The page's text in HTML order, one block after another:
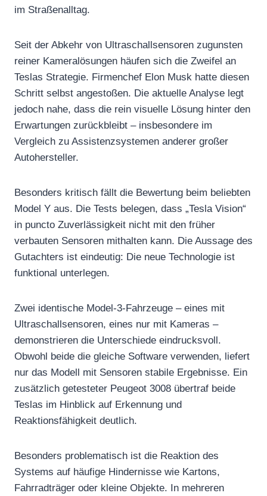
im Straßenalltag.
Seit der Abkehr von Ultraschallsensoren zugunsten
reiner Kameralösungen häufen sich die Zweifel an
Teslas Strategie. Firmenchef Elon Musk hatte diesen
Schritt selbst angestoßen. Die aktuelle Analyse legt
jedoch nahe, dass die rein visuelle Lösung hinter den
Erwartungen zurückbleibt – insbesondere im
Vergleich zu Assistenzsystemen anderer großer
Autohersteller.
Besonders kritisch fällt die Bewertung beim beliebten
Model Y aus. Die Tests belegen, dass „Tesla Vision“
in puncto Zuverlässigkeit nicht mit den früher
verbauten Sensoren mithalten kann. Die Aussage des
Gutachters ist eindeutig: Die neue Technologie ist
funktional unterlegen.
Zwei identische Model-3-Fahrzeuge – eines mit
Ultraschallsensoren, eines nur mit Kameras –
demonstrieren die Unterschiede eindrucksvoll.
Obwohl beide die gleiche Software verwenden, liefert
nur das Modell mit Sensoren stabile Ergebnisse. Ein
zusätzlich getesteter Peugeot 3008 übertraf beide
Teslas im Hinblick auf Erkennung und
Reaktionsfähigkeit deutlich.
Besonders problematisch ist die Reaktion des
Systems auf häufige Hindernisse wie Kartons,
Fahrradträger oder kleine Objekte. In mehreren